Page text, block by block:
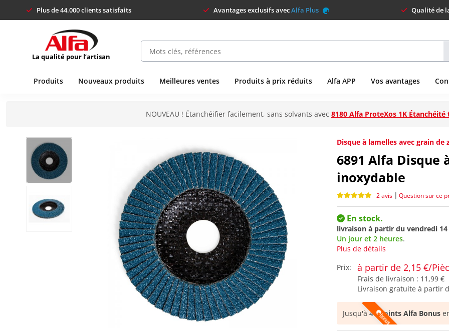
Plus de 44.000 clients satisfaits Avantages exclusifs avecAlfa Plus Qualité de
La qualité pour l’artisan
Produits Nouveaux produits Meilleures ventes Produits à prix réduits Alfa APP Vos avantages
NOUVEAU ! Étanchéifier facilement, sans solvants avec 8180 Alfa ProteXos 1K
Disque à lamelles avec grain
6891 Alfa Disque
inoxydable
2 avis | Question sur ce
En stock.
livraison à partir du vendredi
Un jour et 2 heures.
Plus de détails
Prix:
à partir de 2,15 €/
Frais de livraison : 11,99 €
Livraison gratuite à partir
Jusqu'à47 points Alfa Bonus